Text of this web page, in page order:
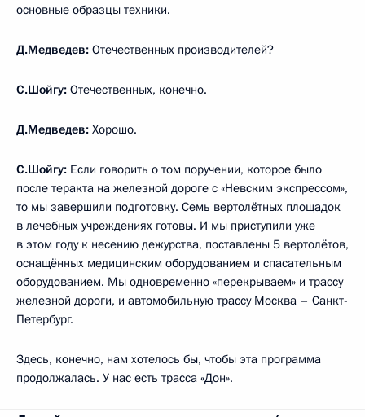
основные образцы техники.
Д.Медведев: Отечественных производителей?
С.Шойгу: Отечественных, конечно.
Д.Медведев: Хорошо.
С.Шойгу: Если говорить о том поручении, которое было
после теракта на железной дороге с «Невским экспрессом»,
то мы завершили подготовку. Семь вертолётных площадок
в лечебных учреждениях готовы. И мы приступили уже
в этом году к несению дежурства, поставлены 5 вертолётов,
оснащённых медицинским оборудованием и спасательным
оборудованием. Мы одновременно «перекрываем» и трассу
железной дороги, и автомобильную трассу Москва – Санкт-
Петербург.
Здесь, конечно, нам хотелось бы, чтобы эта программа
продолжалась. У нас есть трасса «Дон».